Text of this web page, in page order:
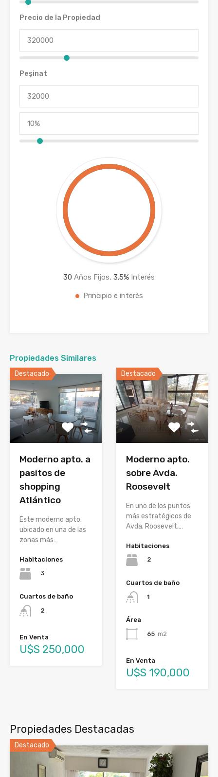
Precio de la Propiedad
Peşinat
30 Años Fijos, 3.5% Interés
Principio e interés
Propiedades Similares
Destacado
Moderno apto. a
pasitos de
shopping
Atlántico
Este moderno apto.
ubicado en una de las
zonas más…
Habitaciones
3
Cuartos de baño
2
En Venta
U$S 250,000
Destacado
Moderno apto.
sobre Avda.
Roosevelt
En uno de los puntos
más estratégicos de
Avda. Roosevelt,…
Habitaciones
2
Cuartos de baño
1
Área
65 m2
En Venta
U$S 190,000
Propiedades Destacadas
Destacado